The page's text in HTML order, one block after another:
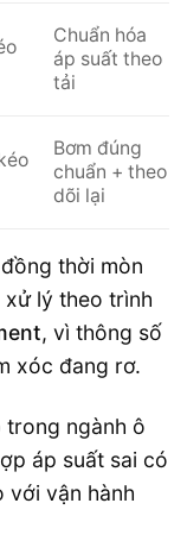
Chuẩn hóa
áp suất theo
tải
Bơm đúng
chuẩn + theo
dõi lại
thời mòn
xử lý theo trình
, vì thông số
xóc đang rơ.
ngành ô
áp suất sai có
với vận hành